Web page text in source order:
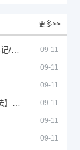
更多>>
09-11
09-11
09-11
09-11
09-11
09-11